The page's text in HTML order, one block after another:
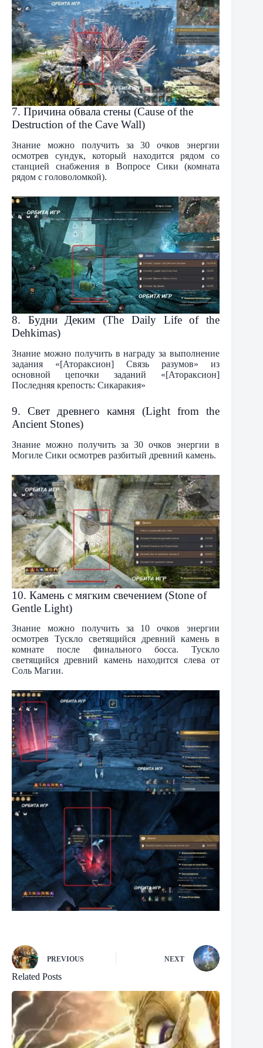
7. Причина обвала стены (Cause of the
Destruction of the Cave Wall)
Знание можно получить за 30 очков энергии
осмотрев сундук, который находится рядом со
станцией снабжения в Вопросе Сики (комната
рядом с головоломкой).
8. Будни Деким (The Daily Life of the
Dehkimas)
Знание можно получить в награду за выполнение
задания «[Атораксион] Связь разумов» из
основной цепочки заданий «[Атораксион]
Последняя крепость: Сикаракия»
9. Свет древнего камня (Light from the
Ancient Stones)
Знание можно получить за 30 очков энергии в
Могиле Сики осмотрев разбитый древний камень.
10. Камень с мягким свечением (Stone of
Gentle Light)
Знание можно получить за 10 очков энергии
осмотрев Тускло светящийся древний камень в
комнате после финального босса. Тускло
светящийся древний камень находится слева от
Соль Магии.
PREVIOUS NEXT
Related Posts